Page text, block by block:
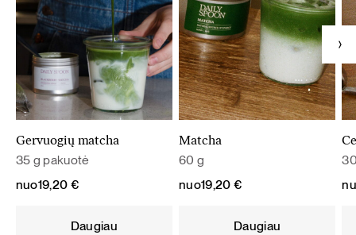
Gervuogių matcha
35 g pakuotė
nuo19,20 €
Daugiau
Matcha
60 g
nuo19,20 €
Daugiau